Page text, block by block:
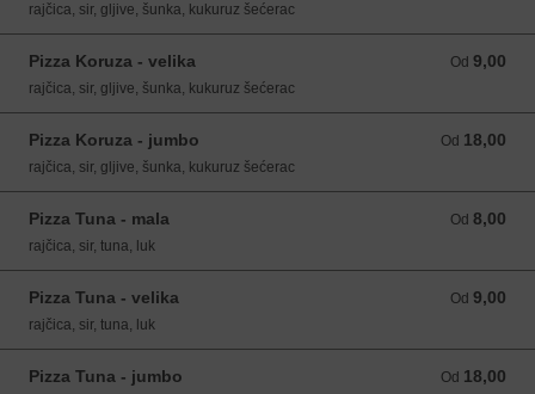
rajčica, sir, gljive, šunka, kukuruz šećerac
Pizza Koruza - velika Od 9,00
Od 9,00 EUR
rajčica, sir, gljive, šunka, kukuruz šećerac
Pizza Koruza - jumbo Od 18,00
Od 18,00 EUR
rajčica, sir, gljive, šunka, kukuruz šećerac
Pizza Tuna - mala Od 8,00
Od 8,00 EUR
rajčica, sir, tuna, luk
Pizza Tuna - velika Od 9,00
Od 9,00 EUR
rajčica, sir, tuna, luk
Pizza Tuna - jumbo Od 18,00
Od 18,00 EUR